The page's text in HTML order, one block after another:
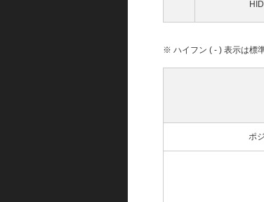
HID
※ ハイフン ( - ) 表示は標
ポ